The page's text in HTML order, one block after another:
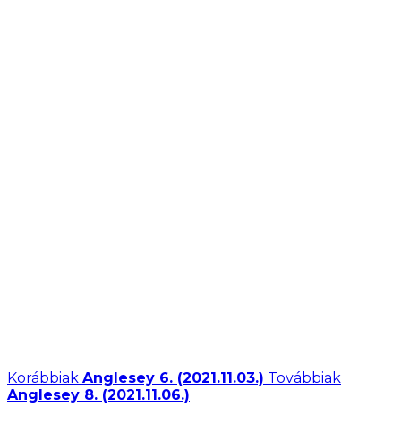
Korábbiak Anglesey 6. (2021.11.03.) Továbbiak
Anglesey 8. (2021.11.06.)